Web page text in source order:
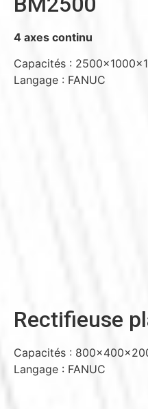
4 axes continu
Capacités :
Langage : FANUC
Rectifieuse
Capacités :
Langage : FANUC